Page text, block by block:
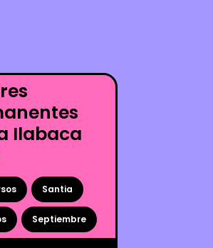
Ilabaca
Santia
Septiembre